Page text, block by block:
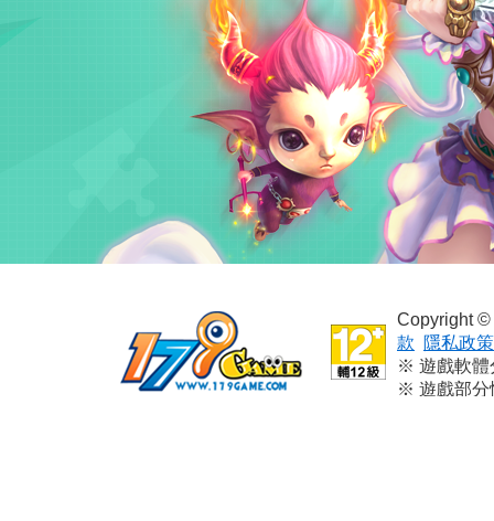
Copyright
款
隱私政策
※ 遊戲軟體
※ 遊戲部分